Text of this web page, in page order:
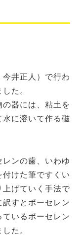
井正人）で行わ
た。
器には、粘土を
に溶いて作る磁
ンの歯、いわゆ
けた筆ですくい
げていく手法で
すとポーセレン
いるポーセレン
た。